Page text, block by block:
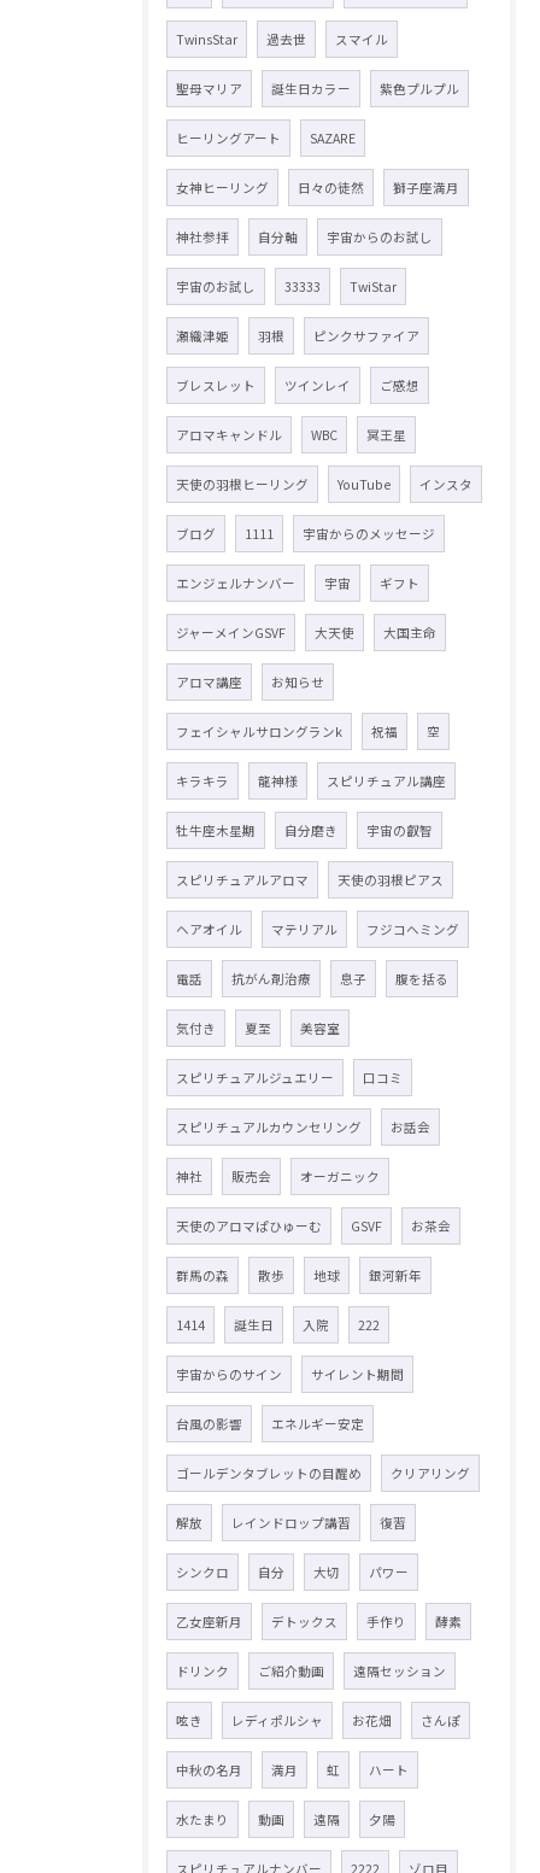
TwinsStar 過去世 スマイル
聖母マリア 誕生日カラー 紫色プルプル
ヒーリングアート SAZARE
女神ヒーリング 日々の徒然 獅子座満月
神社参拝 自分軸 宇宙からのお試し
宇宙のお試し 33333 TwiStar
瀬織津姫 羽根 ピンクサファイア
ブレスレット ツインレイ ご感想
アロマキャンドル WBC 冥王星
天使の羽根ヒーリング YouTube インスタ
ブログ 1111 宇宙からのメッセージ
エンジェルナンバー 宇宙 ギフト
ジャーメインGSVF 大天使 大国主命
アロマ講座 お知らせ
フェイシャルサロングランk 祝福 空
キラキラ 龍神様 スピリチュアル講座
牡牛座木星期 自分磨き 宇宙の叡智
スピリチュアルアロマ 天使の羽根ピアス
ヘアオイル マテリアル フジコヘミング
電話 抗がん剤治療 息子 腹を括る
気付き 夏至 美容室
スピリチュアルジュエリー 口コミ
スピリチュアルカウンセリング お話会
神社 販売会 オーガニック
天使のアロマぱひゅーむ GSVF お茶会
群馬の森 散歩 地球 銀河新年
1414 誕生日 入院 222
宇宙からのサイン サイレント期間
台風の影響 エネルギー安定
ゴールデンタブレットの目醒め クリアリング
解放 レインドロップ講習 復習
シンクロ 自分 大切 パワー
乙女座新月 デトックス 手作り 酵素
ドリンク ご紹介動画 遠隔セッション
呟き レディポルシャ お花畑 さんぽ
中秋の名月 満月 虹 ハート
水たまり 動画 遠隔 夕陽
スピリチュアルナンバー 2222 ゾロ目